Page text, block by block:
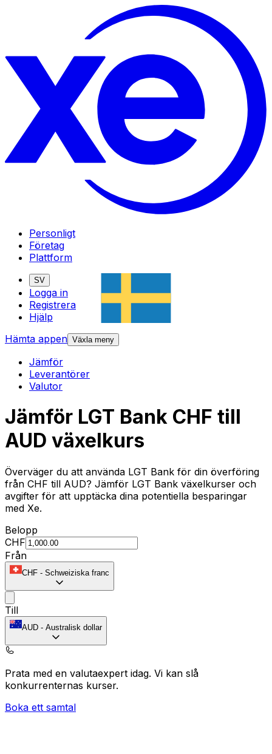
Personligt
Företag
Plattform
SV
Logga in
Registrera
Hjälp
Hämta appen Växla meny
Jämför
Leverantörer
Valutor
Jämför LGT Bank CHF till
AUD växelkurs
Överväger du att använda LGT Bank för din överföring
från CHF till AUD? Jämför LGT Bank växelkurser och
avgifter för att upptäcka dina potentiella besparingar
med Xe.
Belopp
CHF
Från
CHF - Schweiziska franc
Till
AUD - Australisk dollar
Prata med en valutaexpert idag. Vi kan slå
konkurrenternas kurser.
Boka ett samtal